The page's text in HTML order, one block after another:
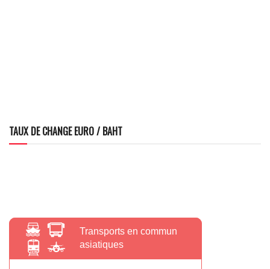
TAUX DE CHANGE EURO / BAHT
Transports en commun
asiatiques